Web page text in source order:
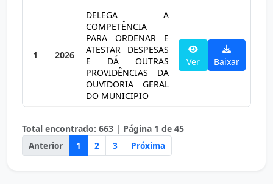
1 2026
DELEGA A
COMPETÊNCIA
PARA ORDENAR E
ATESTAR DESPESAS
E DÁ OUTRAS
PROVIDÊNCIAS DA
OUVIDORIA GERAL
DO MUNICIPIO
Ver Baixar
Total encontrado: 663 | Página 1 de 45
Anterior
1 2 3 Próxima